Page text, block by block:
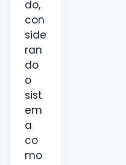
do,
con
side
ran
do
o
sist
em
a
co
mo